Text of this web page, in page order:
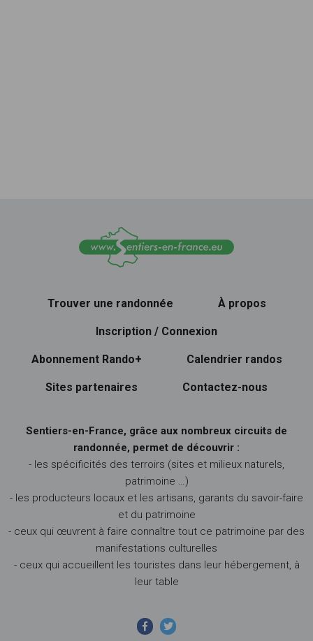
Trouver une randonnée À propos
Inscription / Connexion
Abonnement Rando+ Calendrier randos
Sites partenaires Contactez-nous
Sentiers-en-France, grâce aux nombreux circuits de
randonnée, permet de découvrir :
- les spécificités des terroirs (sites et milieux naturels,
patrimoine …)
- les producteurs locaux et les artisans, garants du savoir-faire
et du patrimoine
- ceux qui œuvrent à faire connaître tout ce patrimoine par des
manifestations culturelles
- ceux qui accueillent les touristes dans leur hébergement, à
leur table